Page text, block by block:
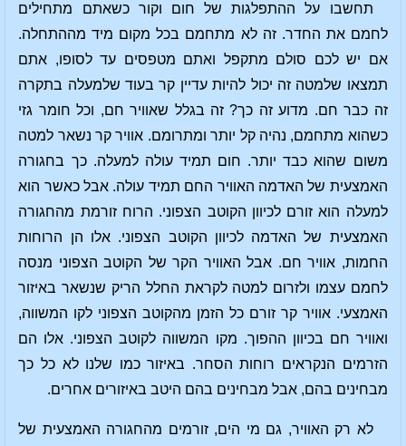
תחשבו על ההתפלגות של חום וקור כשאתם מתחילים
לחמם את החדר. זה לא מתחמם בכל מקום מיד מההתחלה.
אם יש לכם סולם מתקפל ואתם מטפסים עד לסופו, אתם
תמצאו שלמטה זה יכול להיות עדיין קר בעוד שלמעלה בתקרה
זה כבר חם. מדוע זה כך? זה בגלל שאוויר חם, וכל חומר גזי
כשהוא מתחמם, נהיה קל יותר ומתרומם. אוויר קר נשאר למטה
משום שהוא כבד יותר. חום תמיד עולה למעלה. כך בחגורה
האמצעית של האדמה האוויר החם תמיד עולה. אבל כאשר הוא
למעלה הוא זורם לכיוון הקוטב הצפוני. הרוח זורמת מהחגורה
האמצעית של האדמה לכיוון הקוטב הצפוני. אלו הן הרוחות
החמות, אוויר חם. אבל האוויר הקר של הקוטב הצפוני מנסה
לחמם עצמו ולזרום למטה לקראת החלל הריק שנשאר באיזור
האמצעי. אוויר קר זורם כל הזמן מהקוטב הצפוני לקו המשווה,
ואוויר חם בכיוון ההפוך. מקו המשווה לקוטב הצפוני. אלו הם
הזרמים הנקראים רוחות הסחר. באיזור כמו שלנו לא כל כך
מבחינים בהם, אבל מבחינים בהם היטב באיזורים אחרים.
לא רק האוויר, גם מי הים, זורמים מהחגורה האמצעית של